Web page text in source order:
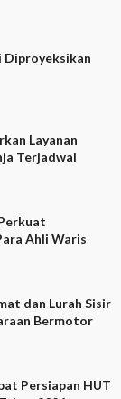
Diproyeksikan
Layanan
Terjadwal
Ahli Waris
dan Lurah Sisir
Bermotor
Persiapan HUT